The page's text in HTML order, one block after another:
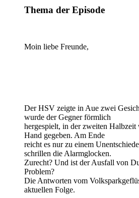
Thema der Episode
Moin liebe Freunde,
Der HSV zeigte in Aue zwei
wurde der Gegner förmlich
hergespielt, in der zweiten Halbzeit
Hand gegeben. Am Ende
reicht es nur zu einem
schrillen die Alarmglocken.
Zurecht? Und ist der Ausfall von
Problem?
Die Antworten vom
aktuellen Folge.